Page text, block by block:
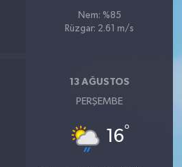
Nem: %85
Rüzgar: 2.61 m/s
13 AĞUSTOS
PERŞEMBE
16°